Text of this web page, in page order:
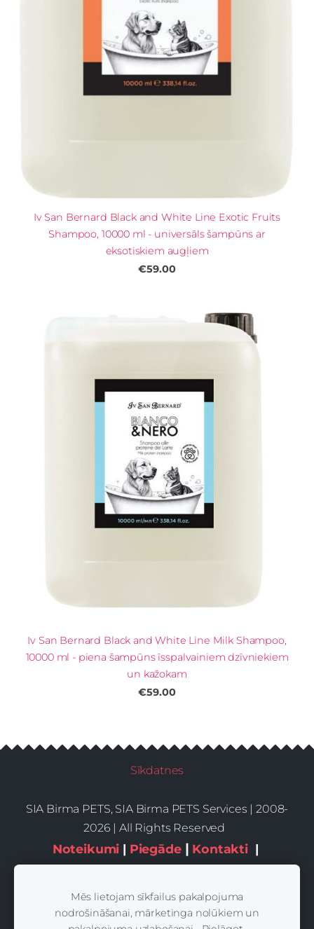
Iv San Bernard Black and White Line Exotic Fruits
Shampoo, 10000 ml - universāls šampūns ar
eksotiskiem augļiem
€59.00
Iv San Bernard Black and White Line Milk Shampoo,
10000 ml - piena šampūns īsspalvainiem dzīvniekiem
un kažokam
€59.00
Sīkdatnes
SIA Birma PETS, SIA Birma PETS Services | 2008-
2026 | All Rights Reserved
Noteikumi | Piegāde | Kontakti|
Mēs lietojam sīkfailus pakalpojuma
nodrošināšanai, mārketinga nolūkiem un